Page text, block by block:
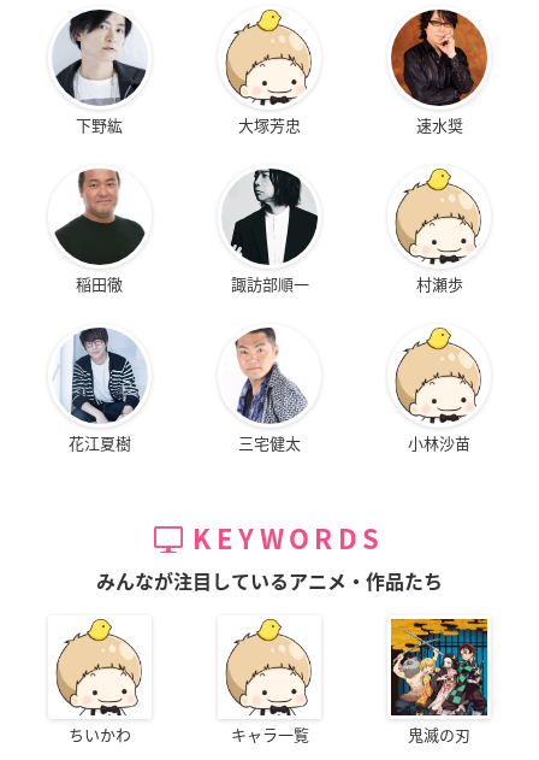
下野紘 大塚芳忠 速水奨
稲田徹 諏訪部順一 村瀬歩
花江夏樹 三宅健太 小林沙苗
KEYWORDS
みんなが注目しているアニメ・作品たち
ちいかわ キャラ一覧 鬼滅の刃